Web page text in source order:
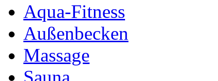
Aqua-Fitness
Außenbecken
Massage